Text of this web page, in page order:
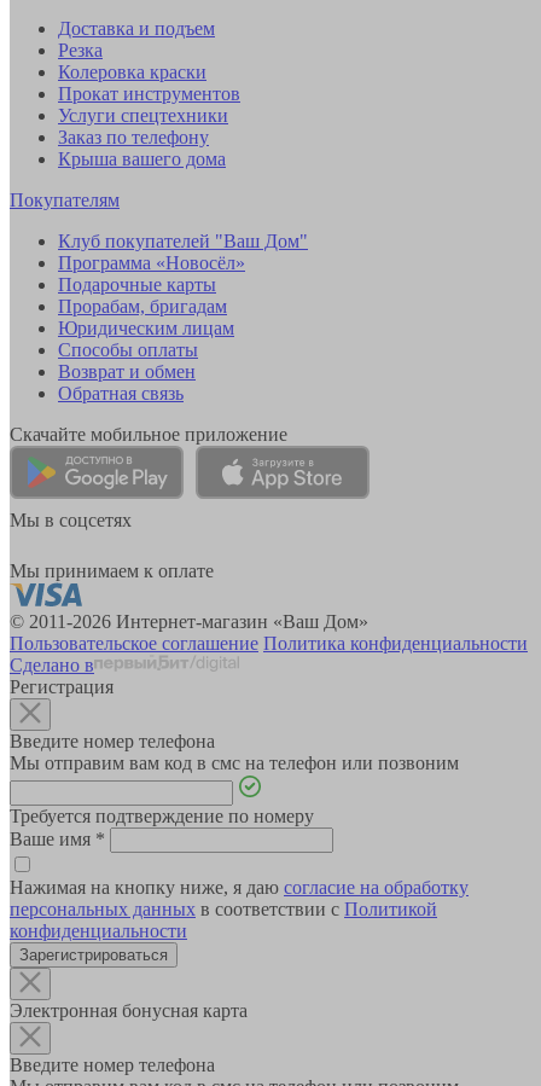
Доставка и подъем
Резка
Колеровка краски
Прокат инструментов
Услуги спецтехники
Заказ по телефону
Крыша вашего дома
Покупателям
Клуб покупателей "Ваш Дом"
Программа «Новосёл»
Подарочные карты
Прорабам, бригадам
Юридическим лицам
Способы оплаты
Возврат и обмен
Обратная связь
Скачайте мобильное приложение
Мы в соцсетях
Мы принимаем к оплате
© 2011-2026 Интернет-магазин «Ваш Дом»
Пользовательское соглашение Политика конфиденциальности
Сделано в
Регистрация
Введите номер телефона
Мы отправим вам код в смс на телефон или позвоним
Требуется подтверждение по номеру
Ваше имя *
Нажимая на кнопку ниже, я даю согласие на обработку
персональных данных в соответствии с Политикой
конфиденциальности
Зарегистрироваться
Электронная бонусная карта
Введите номер телефона